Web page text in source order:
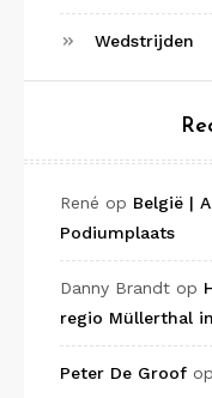
Wedstrijden
René op België |
Podiumplaats
Danny Brandt op
regio Müllerthal
Peter De Groof op